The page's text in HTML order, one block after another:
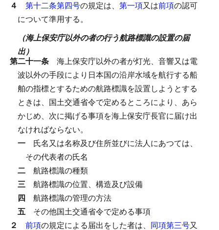
４ 第十二条第四号の規定は、 第一項又は前項の認可
について準用する。
（海上保安庁以外の者の行う航路標識の設置の届
出）
第二十一条 海上保安庁以外の者が灯光、音響又は電
波以外の手段により日本国の沿岸水域を航行する船
舶の指標とするための航路標識を設置しようとする
ときは、国土交通省令で定めるところにより、あら
かじめ、次に掲げる事項を海上保安庁長官に届け出
なければならない。
一 氏名又は名称及び住所並びに法人にあつては、
その代表者の氏名
二 航路標識の種類
三 航路標識の位置、構造及び設備
四 航路標識の管理の方法
五 その他国土交通省令で定める事項
２ 前項の規定による届出をした者は、 同項第三号又